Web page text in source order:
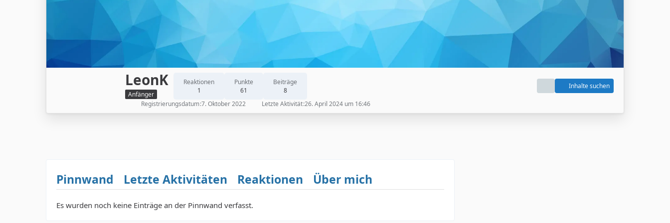
LeonK
Anfänger
Reaktionen
1
Punkte
61
Beiträge
8
Inhalte suchen
Registrierungsdatum 7. Oktober 2022 Letzte Aktivität 26. April 2024 um 16:46
Pinnwand Letzte Aktivitäten Reaktionen Über mich
Es wurden noch keine Einträge an der Pinnwand verfasst.